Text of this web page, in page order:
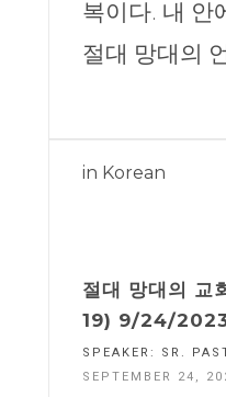
복이다. 내 안
절대 망대의
in Korean
절대 망대의 교
19) 9/24/
SPEAKER: SR.
SEPTEMBER 24,